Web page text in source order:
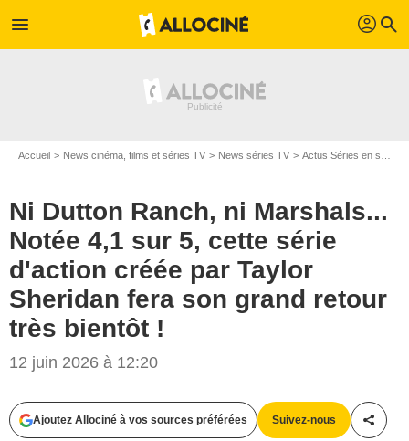
menu profil search
Accueil News cinéma, films et séries TV News séries TV Actus Séries en streaming
Ni Dutton Ranch, ni Marshals...
Notée 4,1 sur 5, cette série
d'action créée par Taylor
Sheridan fera son grand retour
très bientôt !
12 juin 2026 à 12:20
Ajoutez Allociné à vos sources préférées Suivez-nous